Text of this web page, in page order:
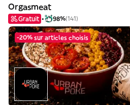
Orgasmeat
Gratuit 98%(141)
-20% sur articles choisis